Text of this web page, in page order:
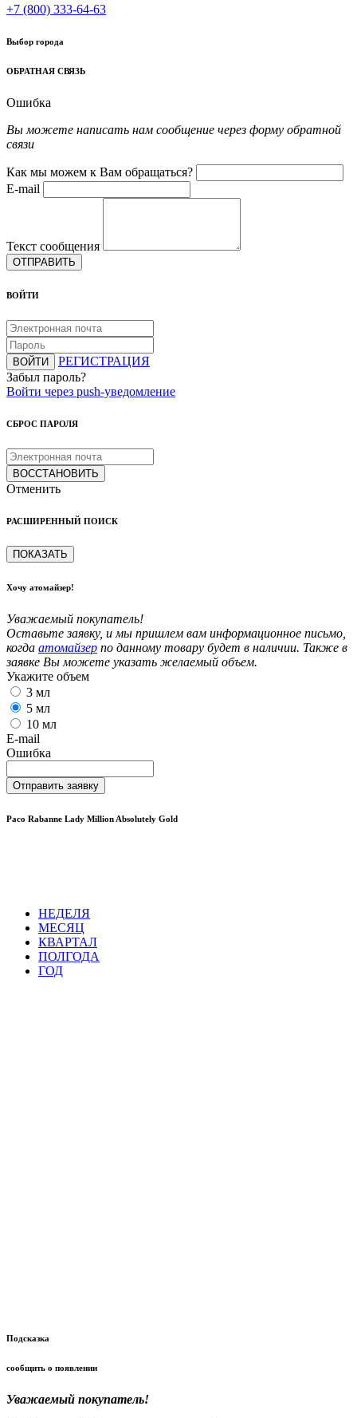
+7 (800) 333-64-63
Выбор города
ОБРАТНАЯ СВЯЗЬ
Ошибка
Вы можете написать нам сообщение через форму обратной
связи
Как мы можем к Вам обращаться?
E-mail
Текст сообщения
ОТПРАВИТЬ
ВОЙТИ
ВОЙТИ
РЕГИСТРАЦИЯ
Забыл пароль?
Войти через push-уведомление
СБРОС ПАРОЛЯ
ВОССТАНОВИТЬ
Отменить
РАСШИРЕННЫЙ ПОИСК
ПОКАЗАТЬ
Хочу атомайзер!
Уважаемый покупатель!
Оставьте заявку, и мы пришлем вам информационное письмо,
когда атомайзер по данному товару будет в наличии. Также в
заявке Вы можете указать желаемый объем.
Укажите объем
3 мл
5 мл
10 мл
E-mail
Ошибка
Отправить заявку
Paco Rabanne Lady Million Absolutely Gold
НЕДЕЛЯ
МЕСЯЦ
КВАРТАЛ
ПОЛГОДА
ГОД
Подсказка
сообщить о появлении
Уважаемый покупатель!